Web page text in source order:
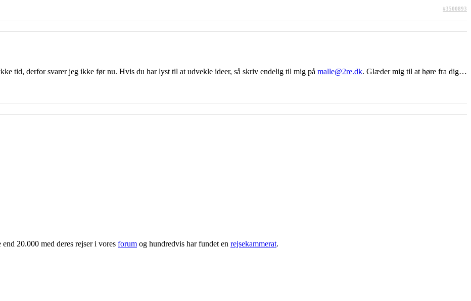
#3500893
tid, derfor svarer jeg ikke før nu. Hvis du har lyst til at udvekle ideer, så skriv endelig til mig på malle@2re.dk. Glæder mig til at høre fra dig…
20.000 med deres rejser i vores forum og hundredvis har fundet en rejsekammerat.